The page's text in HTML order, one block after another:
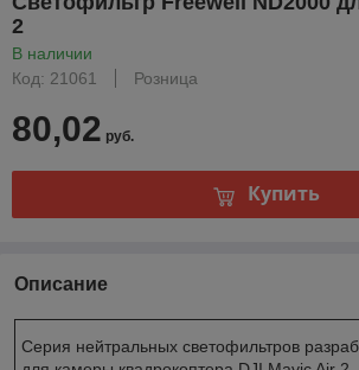
2
В наличии
Код: 21061
Розница
80,02 руб.
Купить
Описание
Серия нейтральных светофильтров